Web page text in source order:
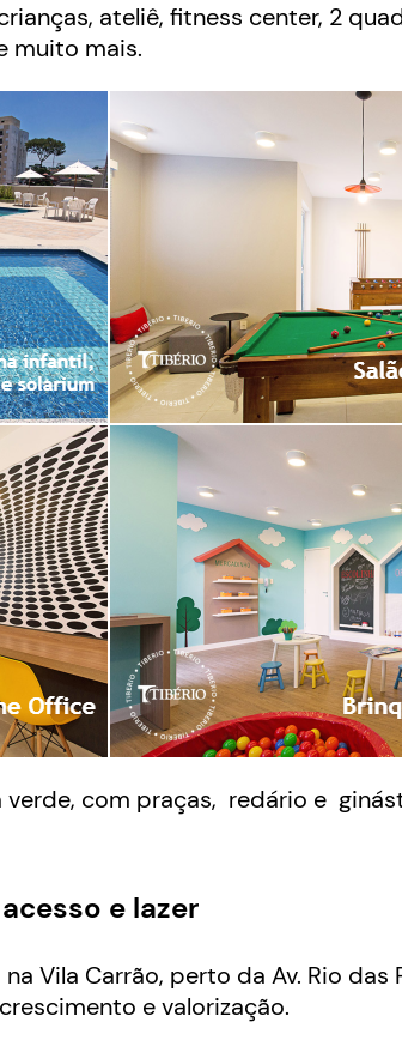
ateliê, fitness center, 2
muito mais.
com praças, redário e
e lazer
Vila Carrão, perto da Av. Rio
e valorização.